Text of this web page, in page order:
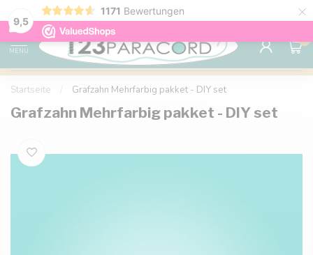
9,5
1171 Bewertungen ×
Sparen Sie mit Ihrem Konto und sichern Sie sich
Rabatte.
MENU
0
Startseite Grafzahn Mehrfarbig pakket - DIY set
Grafzahn Mehrfarbig pakket - DIY set